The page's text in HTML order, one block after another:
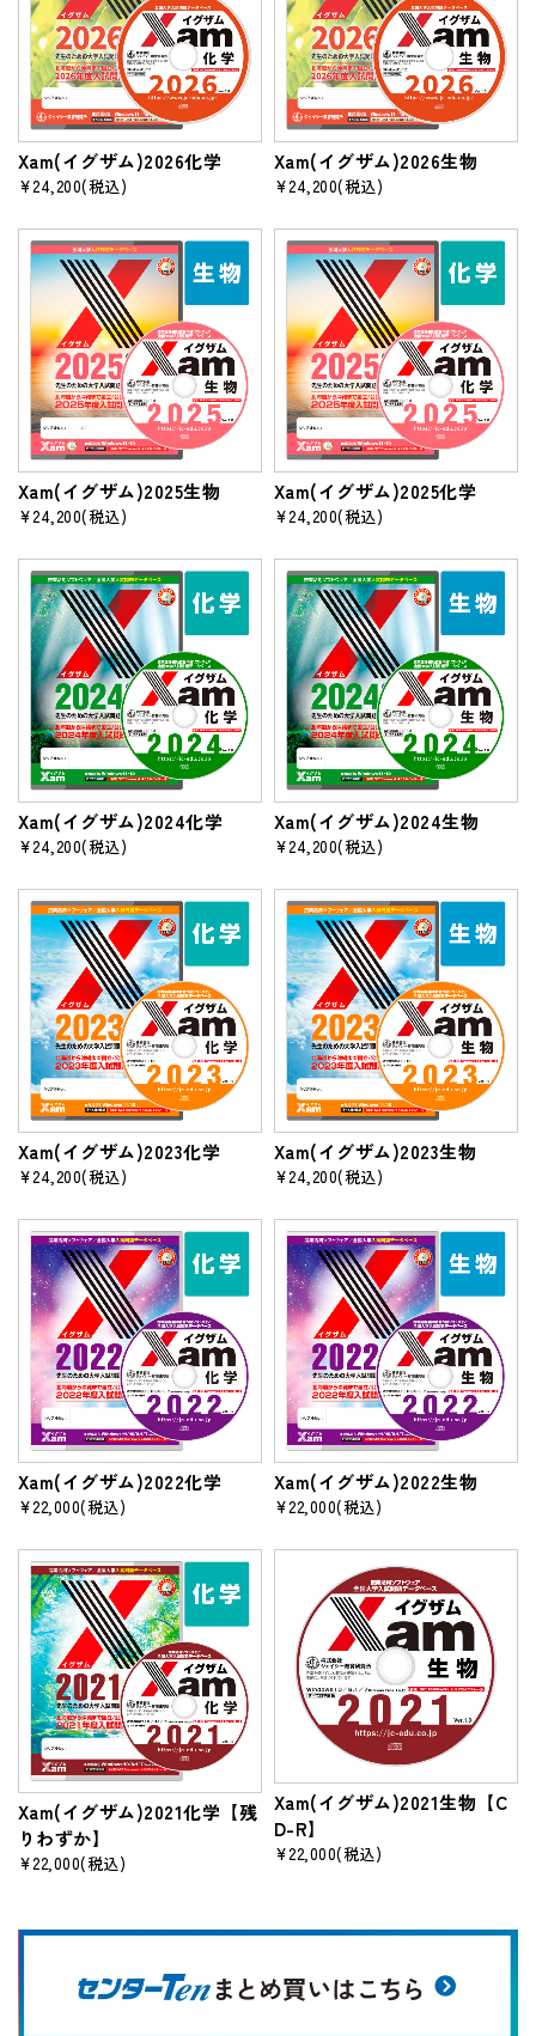
Xam(イグザム)2026化学
¥24,200(税込)
Xam(イグザム)2026生物
¥24,200(税込)
Xam(イグザム)2025生物
¥24,200(税込)
Xam(イグザム)2025化学
¥24,200(税込)
Xam(イグザム)2024化学
¥24,200(税込)
Xam(イグザム)2024生物
¥24,200(税込)
Xam(イグザム)2023化学
¥24,200(税込)
Xam(イグザム)2023生物
¥24,200(税込)
Xam(イグザム)2022化学
¥22,000(税込)
Xam(イグザム)2022生物
¥22,000(税込)
Xam(イグザム)2021化学【残
りわずか】
¥22,000(税込)
Xam(イグザム)2021生物【C
D-R】
¥22,000(税込)